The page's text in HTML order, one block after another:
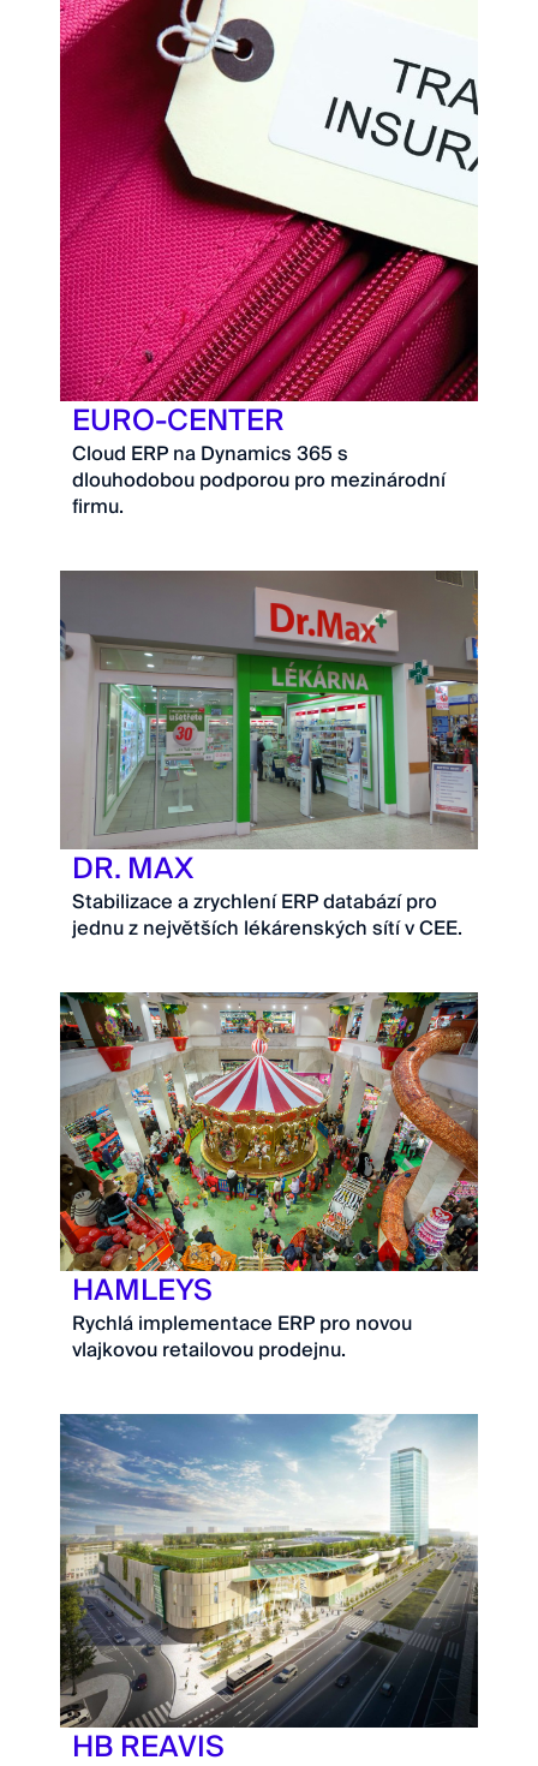
EURO-CENTER
Cloud ERP na Dynamics 365 s
dlouhodobou podporou pro mezinárodní
firmu.
DR. MAX
Stabilizace a zrychlení ERP databází pro
jednu z největších lékárenských sítí v CEE.
HAMLEYS
Rychlá implementace ERP pro novou
vlajkovou retailovou prodejnu.
HB REAVIS